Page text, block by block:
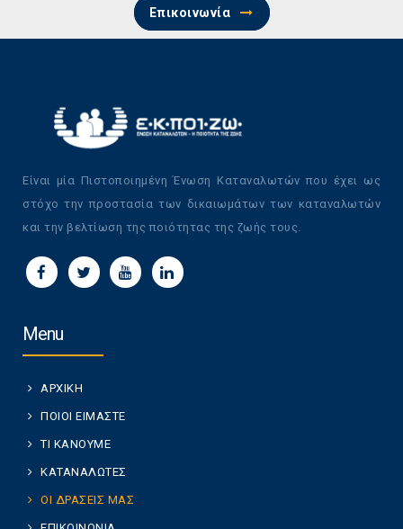
Επικοινωνία
Είναι μία Πιστοποιημένη Ένωση Καταναλωτών που έχει ως
στόχο την προστασία των δικαιωμάτων των καταναλωτών
και την βελτίωση της ποιότητας της ζωής τους.
Menu
ΑΡΧΙΚΗ
ΠΟΙΟΙ ΕΙΜΑΣΤΕ
ΤΙ ΚΑΝΟΥΜΕ
ΚΑΤΑΝΑΛΩΤΕΣ
ΟΙ ΔΡΑΣΕΙΣ ΜΑΣ